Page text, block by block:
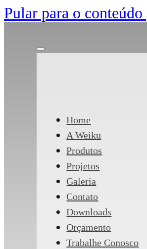
Pular para o
Home
A Weiku
Produtos
Projetos
Galeria
Contato
Downloads
Orçamento
Trabalhe Conosco